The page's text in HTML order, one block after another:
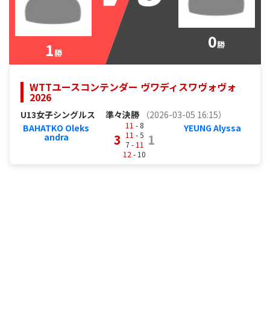
1勝
0勝
WTTユースコンテンダー ヴワディスワヴォヴォ
2026
U13女子シングルス 準々決勝
（2026-03-05 16:15）
BAHATKO Oleks
andra 3
11 - 8
11 - 5
7 - 11
12 - 10
1
YEUNG Alyssa